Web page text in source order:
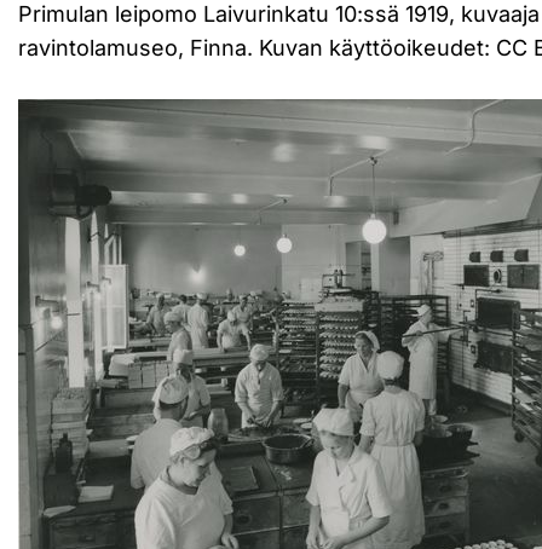
Primulan leipomo Laivurinkatu 10:ssä 1919,
ravintolamuseo, Finna. Kuvan käyttöoikeudet: CC